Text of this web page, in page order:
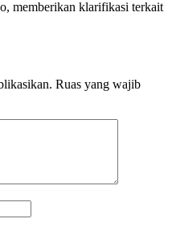
memberikan klarifikasi terkait
Ruas yang wajib